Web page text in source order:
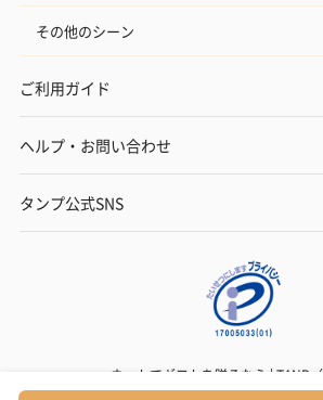
その他のシーン
ご利用ガイド
ヘルプ・お問い合わせ
タンプ公式SNS
ネットでギフトを贈るなら | TANP（